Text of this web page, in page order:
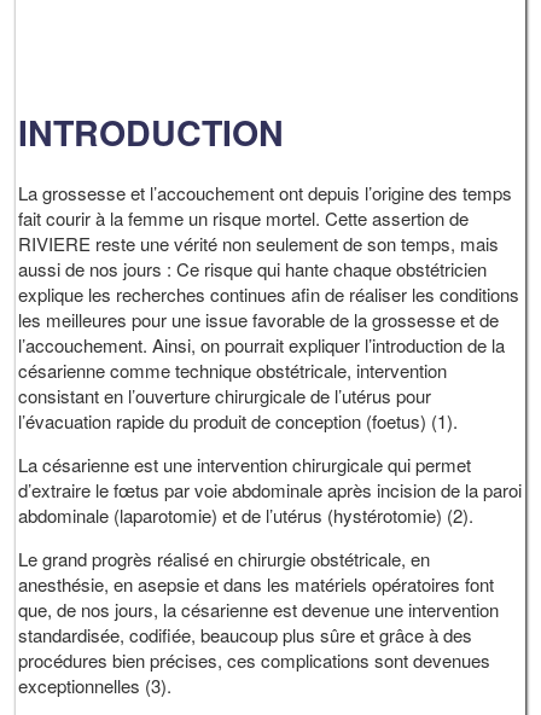
INTRODUCTION
La grossesse et l’accouchement ont depuis l’origine des temps
fait courir à la femme un risque mortel. Cette assertion de
RIVIERE reste une vérité non seulement de son temps, mais
aussi de nos jours : Ce risque qui hante chaque obstétricien
explique les recherches continues afin de réaliser les conditions
les meilleures pour une issue favorable de la grossesse et de
l’accouchement. Ainsi, on pourrait expliquer l’introduction de la
césarienne comme technique obstétricale, intervention
consistant en l’ouverture chirurgicale de l’utérus pour
l’évacuation rapide du produit de conception (foetus) (1).
La césarienne est une intervention chirurgicale qui permet
d’extraire le fœtus par voie abdominale après incision de la paroi
abdominale (laparotomie) et de l’utérus (hystérotomie) (2).
Le grand progrès réalisé en chirurgie obstétricale, en
anesthésie, en asepsie et dans les matériels opératoires font
que, de nos jours, la césarienne est devenue une intervention
standardisée, codifiée, beaucoup plus sûre et grâce à des
procédures bien précises, ces complications sont devenues
exceptionnelles (3).